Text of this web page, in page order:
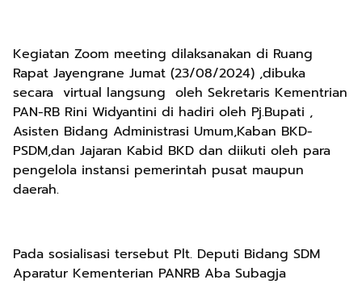
Kegiatan Zoom meeting dilaksanakan di Ruang
Rapat Jayengrane Jumat (23/08/2024) ,dibuka
secara virtual langsung oleh Sekretaris Kementrian
PAN-RB Rini Widyantini di hadiri oleh Pj.Bupati ,
Asisten Bidang Administrasi Umum,Kaban BKD-
PSDM,dan Jajaran Kabid BKD dan diikuti oleh para
pengelola instansi pemerintah pusat maupun
daerah.
Pada sosialisasi tersebut Plt. Deputi Bidang SDM
Aparatur Kementerian PANRB Aba Subagja